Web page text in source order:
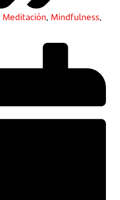
Meditación, Mindfulness,